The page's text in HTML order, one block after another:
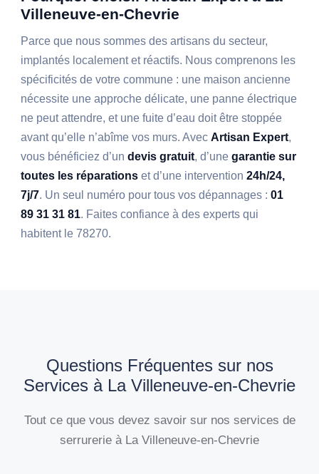
Villeneuve-en-Chevrie
Parce que nous sommes des artisans du secteur,
implantés localement et réactifs. Nous comprenons les
spécificités de votre commune : une maison ancienne
nécessite une approche délicate, une panne électrique
ne peut attendre, et une fuite d’eau doit être stoppée
avant qu’elle n’abîme vos murs. AvecArtisan Expert,
vous bénéficiez d’undevis gratuit, d’unegarantie sur
toutes les réparations et d’une intervention24h/24,
7j/7. Un seul numéro pour tous vos dépannages :01
89 31 31 81. Faites confiance à des experts qui
habitent le 78270.
Questions Fréquentes sur nos
Services à La Villeneuve-en-Chevrie
Tout ce que vous devez savoir sur nos services de
serrurerie à La Villeneuve-en-Chevrie